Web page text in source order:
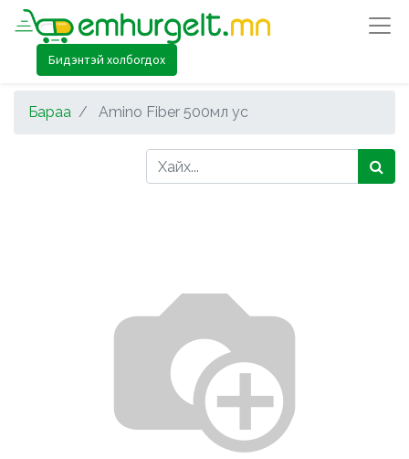
Бидэнтэй холбогдох
Бараа Amino Fiber 500мл ус